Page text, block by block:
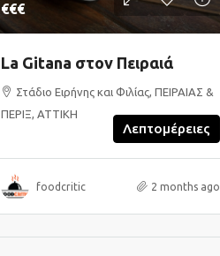
€€€
La Gitana στον Πειραιά
Στάδιο Ειρήνης και Φιλίας, ΠΕΙΡΑΙΑΣ &
ΠΕΡΙΞ, ΑΤΤΙΚΗ
Λεπτομέρειες
foodcritic 2 months ago